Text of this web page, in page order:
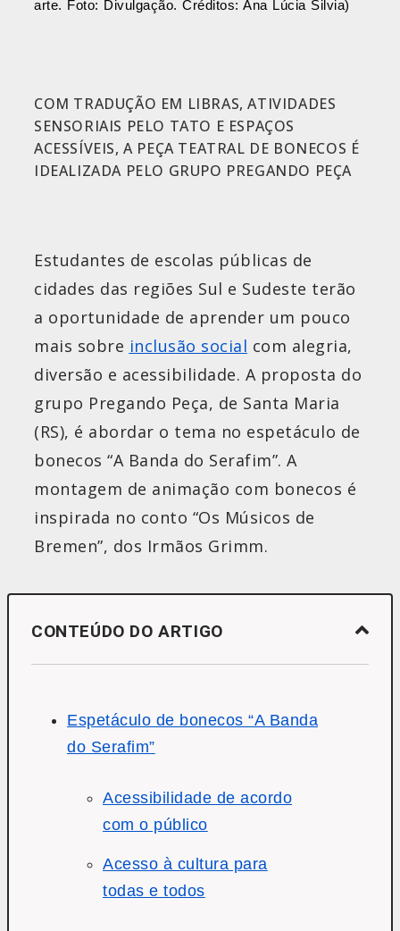
arte. Foto: Divulgação. Créditos: Ana Lúcia Silvia)
COM TRADUÇÃO EM LIBRAS, ATIVIDADES
SENSORIAIS PELO TATO E ESPAÇOS
ACESSÍVEIS, A PEÇA TEATRAL DE BONECOS É
IDEALIZADA PELO GRUPO PREGANDO PEÇA
Estudantes de escolas públicas de
cidades das regiões Sul e Sudeste terão
a oportunidade de aprender um pouco
mais sobre inclusão social com alegria,
diversão e acessibilidade. A proposta do
grupo Pregando Peça, de Santa Maria
(RS), é abordar o tema no espetáculo de
bonecos “A Banda do Serafim”. A
montagem de animação com bonecos é
inspirada no conto “Os Músicos de
Bremen”, dos Irmãos Grimm.
CONTEÚDO DO ARTIGO
Espetáculo de bonecos “A Banda
do Serafim”
Acessibilidade de acordo
com o público
Acesso à cultura para
todas e todos